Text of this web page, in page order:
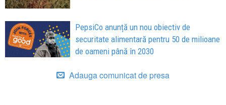
PepsiCo anunță un nou obiectiv de
securitate alimentară pentru 50 de milioane
de oameni până în 2030
Adauga comunicat de presa